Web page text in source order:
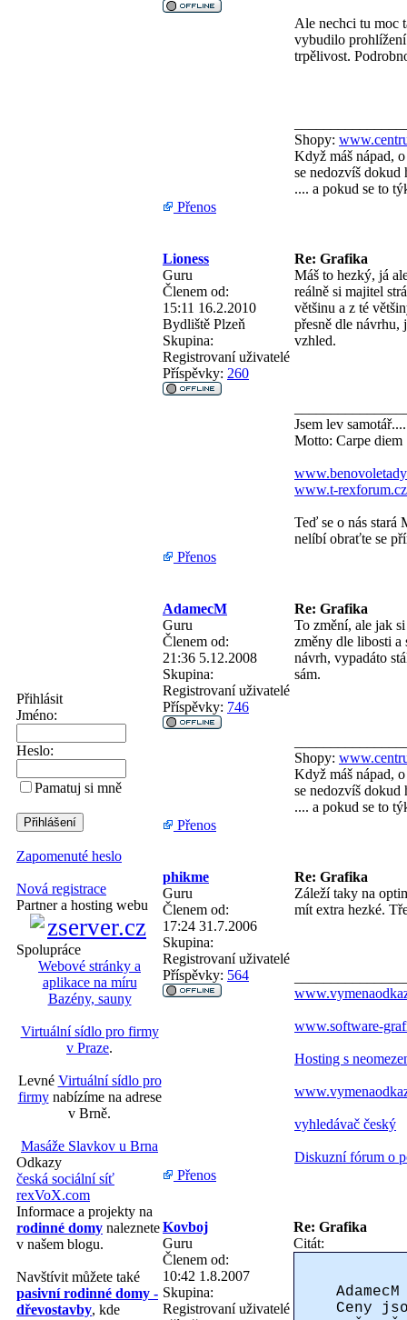
Přihlásit
Jméno:
Heslo:
Pamatuj si mně
Zapomenuté heslo
Nová registrace
Partner a hosting webu
Spolupráce
Webové stránky a
aplikace na míru
Bazény, sauny
Virtuální sídlo pro firmy
v Praze.
Levné Virtuální sídlo pro
firmynabízíme na adrese
v Brně.
Masáže Slavkov u Brna
Odkazy
česká sociální síť
rexVoX.com
Informace a projekty na
rodinné domy naleznete
v našem blogu.
Navštívit můžete také
pasivní rodinné domy -
dřevostavby, kde
Ale nechci tu moc
vybudilo prohlížení
trpělivost.
Shopy:
Když máš nápad,
se nedozvíš dokud
.... a pokud se to
Přenos
Lioness
Re: Grafika
Guru
Členem od:
15:11 16.2.2010
Bydliště Plzeň
Skupina:
Registrovaní uživatelé
Příspěvky: 260
Máš to hezký, já
reálně si majitel
většinu a z té
přesně dle návrhu,
vzhled.
Jsem lev
Motto: Carpe diem
www.t-rexforum.cz
Teď se o nás stará
nelíbí obraťte se
Přenos
AdamecM
Re: Grafika
Guru
Členem od:
21:36 5.12.2008
Skupina:
Registrovaní uživatelé
Příspěvky: 746
To změní, ale jak
změny dle libosti a
návrh, vypadáto
sám.
Shopy:
Když máš nápad,
se nedozvíš dokud
.... a pokud se to
Přenos
phikme
Re: Grafika
Guru
Členem od:
17:24 31.7.2006
Skupina:
Registrovaní uživatelé
Příspěvky: 564
Záleží taky na
mít extra hezké.
www.software-
Hosting s
vyhledávač český
Diskuzní fórum o
Přenos
Kovboj
Re: Grafika
Guru
Členem od:
10:42 1.8.2007
Skupina:
Registrovaní uživatelé
Citát:
Ceny